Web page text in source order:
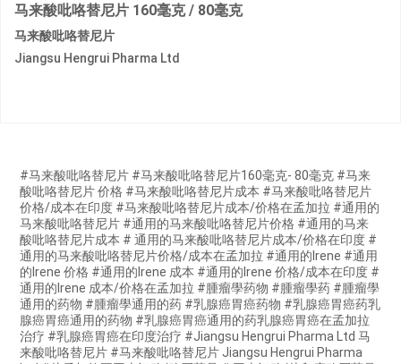
马来酸吡咯替尼片 160毫克 / 80毫克
马来酸吡咯替尼片
Jiangsu Hengrui Pharma Ltd
#马来酸吡咯替尼片 #马来酸吡咯替尼片160毫克- 80毫克 #马来
酸吡咯替尼片 价格 #马来酸吡咯替尼片成本 #马来酸吡咯替尼片
价格/成本在印度 #马来酸吡咯替尼片成本/价格在孟加拉 #通用的
马来酸吡咯替尼片 #通用的马来酸吡咯替尼片价格 #通用的马来
酸吡咯替尼片成本 # 通用的马来酸吡咯替尼片成本/价格在印度 #
通用的马来酸吡咯替尼片价格/成本在孟加拉 #通用的Irene #通用
的Irene 价格 #通用的Irene 成本 #通用的Irene 价格/成本在印度 #
通用的Irene 成本/价格在孟加拉 #腫瘤學药物 #腫瘤學药 #腫瘤學
通用的药物 #腫瘤學通用的药 #乳腺癌胃癌药物 #乳腺癌胃癌药乳
腺癌胃癌通用的药物 #乳腺癌胃癌通用的药乳腺癌胃癌在孟加拉
治疗 #乳腺癌胃癌在印度治疗 #Jiangsu Hengrui Pharma Ltd 马
来酸吡咯替尼片 #马来酸吡咯替尼片 Jiangsu Hengrui Pharma